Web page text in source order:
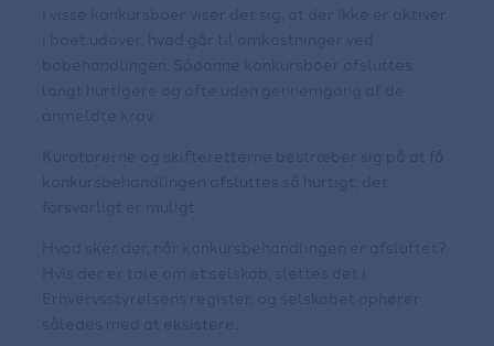
I visse konkursboer viser det sig, at der ikke er aktiver
i boet udover, hvad går til omkostninger ved
bobehandlingen. Sådanne konkursboer afsluttes
langt hurtigere og ofte uden gennemgang af de
anmeldte krav.
Kuratorerne og skifteretterne bestræber sig på at få
konkursbehandlingen afsluttes så hurtigt, det
forsvarligt er muligt.
Hvad sker der, når konkursbehandlingen er afsluttet?
Hvis der er tale om et selskab, slettes det i
Erhvervsstyrelsens register, og selskabet ophører
således med at eksistere.